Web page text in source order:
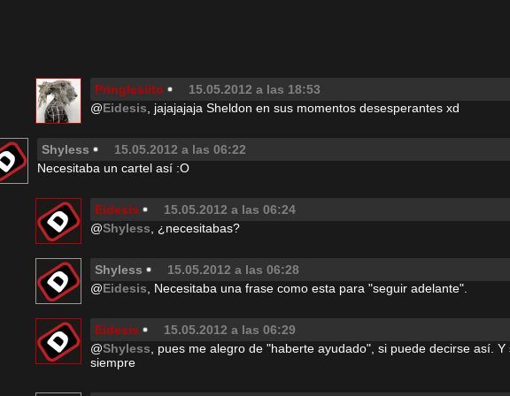
Pringlesiito
15.05.2012 a las 18:53
@Eidesis , jajajajaja Sheldon en sus momentos desesperantes xd
Shyless
15.05.2012 a las 06:22
Necesitaba un cartel así :O
Eidesis
15.05.2012 a las 06:24
@Shyless , ¿necesitabas?
Shyless
15.05.2012 a las 06:28
@Eidesis , Necesitaba una frase como esta para "seguir adelante".
Eidesis
15.05.2012 a las 06:29
@Shyless , pues me alegro de "haberte ayudado", si puede decirse así.
siempre